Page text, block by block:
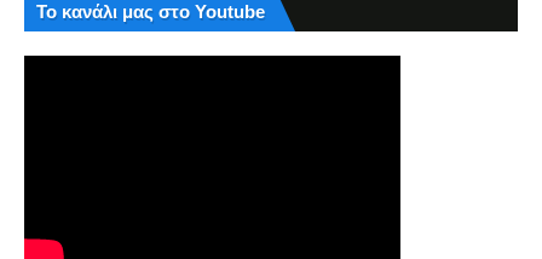
Το κανάλι μας στο Youtube